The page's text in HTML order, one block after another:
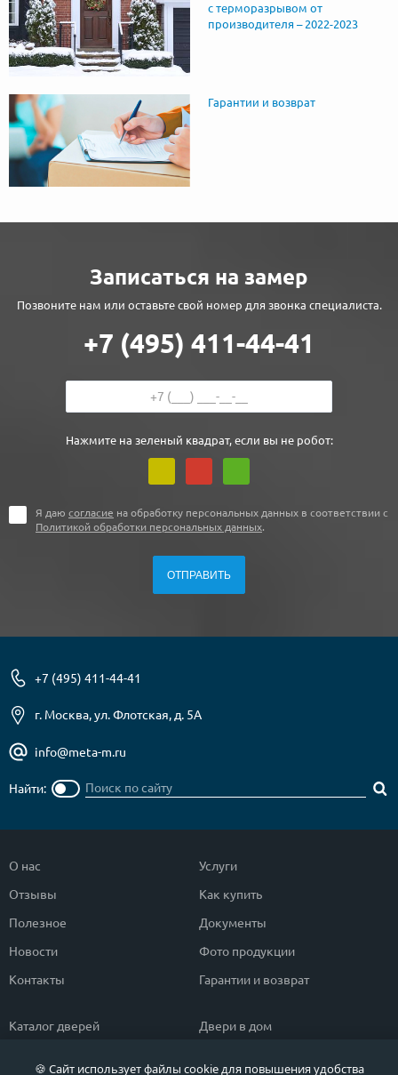
с терморазрывом от
производителя – 2022-2023
Гарантии и возврат
Записаться на замер
Позвоните нам или оставьте свой номер для звонка специалиста.
+7 (495) 411-44-41
Нажмите на зеленый квадрат, если вы не робот:
Я даю согласие на обработку персональных данных в соответствии с
Политикой обработки персональных данных.
+7 (495) 411-44-41
г. Москва, ул. Флотская, д. 5А
info@meta-m.ru
Найти:
О нас
Отзывы
Полезное
Новости
Контакты
Услуги
Как купить
Документы
Фото продукции
Гарантии и возврат
Каталог дверей
Двери в дом
🍪 Сайт использует файлы cookie для повышения удобства